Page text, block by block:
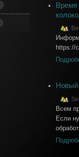
Время
https://
Новый
Всем
Если